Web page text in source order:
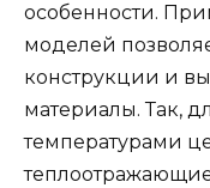
особенности.
моделей
конструкции и
материалы. Так,
температурами